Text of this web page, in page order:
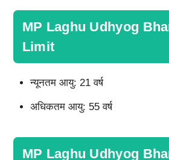
MP Laghu Udhyog
Limit
न्यूनतम आयु: 21 वर्ष
अधिकतम आयु: 55 वर्ष
MP Laghu Udhyog